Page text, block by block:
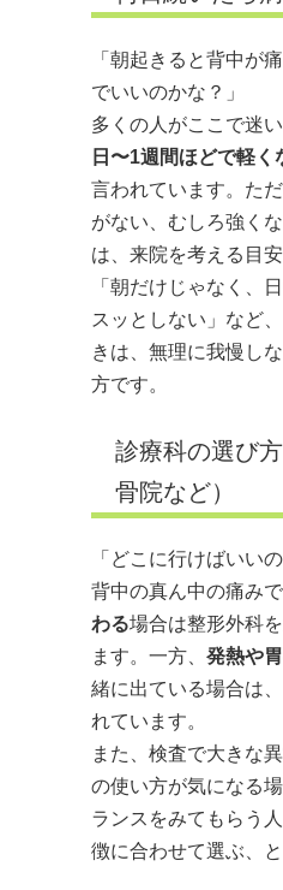
「朝起きると背中が
でいいのかな？」
多くの人がここで迷
日〜1週間ほどで軽く
言われています。た
がない、むしろ強く
は、来院を考える目
「朝だけじゃなく、
スッとしない」など
きは、無理に我慢し
方です。
診療科の選び
骨院など）
「どこに行けばいい
背中の真ん中の痛みで
わる場合は整形外科
ます。一方、 発熱や
緒に出ている場合は
れています。
また、検査で大きな
の使い方が気になる
ランスをみてもらう
徴に合わせて選ぶ、